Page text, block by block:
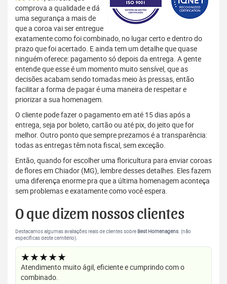
comprova a qualidade e dá
uma segurança a mais de
que a coroa vai ser entregue
exatamente como foi combinado, no lugar certo e dentro do
prazo que foi acertado. E ainda tem um detalhe que quase
ninguém oferece: pagamento só depois da entrega. A gente
entende que esse é um momento muito sensível, que as
decisões acabam sendo tomadas meio às pressas, então
facilitar a forma de pagar é uma maneira de respeitar e
priorizar a sua homenagem.
O cliente pode fazer o pagamento em até 15 dias após a
entrega, seja por boleto, cartão ou até pix, do jeito que for
melhor. Outro ponto que sempre prezamos é a transparência:
todas as entregas têm nota fiscal, sem exceção.
Então, quando for escolher uma floricultura para enviar coroas
de flores em Chiador (MG), lembre desses detalhes. Eles fazem
uma diferença enorme pra que a última homenagem aconteça
sem problemas e exatamente como você espera.
O que dizem nossos clientes
Destacamos algumas avaliações reais de clientes sobre Best Homenagens. (não
específicas deste cemitério).
★★★★★
Atendimento muito ágil, eficiente e cumprindo com o
combinado.